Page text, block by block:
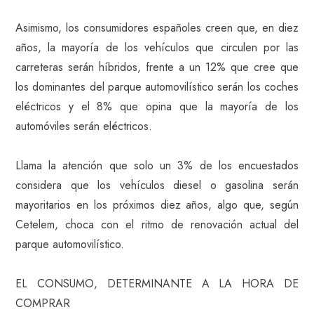
Asimismo, los consumidores españoles creen que, en diez
años, la mayoría de los vehículos que circulen por las
carreteras serán híbridos, frente a un 12% que cree que
los dominantes del parque automovilístico serán los coches
eléctricos y el 8% que opina que la mayoría de los
automóviles serán eléctricos.
Llama la atención que solo un 3% de los encuestados
considera que los vehículos diesel o gasolina serán
mayoritarios en los próximos diez años, algo que, según
Cetelem, choca con el ritmo de renovación actual del
parque automovilístico.
EL CONSUMO, DETERMINANTE A LA HORA DE
COMPRAR